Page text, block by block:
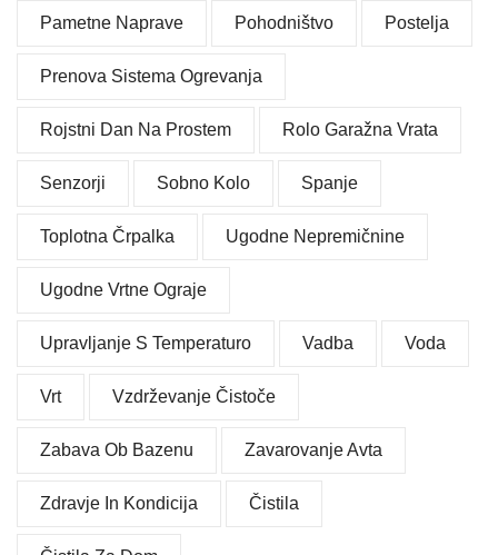
Pametne Naprave Pohodništvo Postelja
Prenova Sistema Ogrevanja
Rojstni Dan Na Prostem Rolo Garažna Vrata
Senzorji Sobno Kolo Spanje
Toplotna Črpalka Ugodne Nepremičnine
Ugodne Vrtne Ograje
Upravljanje S Temperaturo Vadba Voda
Vrt Vzdrževanje Čistoče
Zabava Ob Bazenu Zavarovanje Avta
Zdravje In Kondicija Čistila